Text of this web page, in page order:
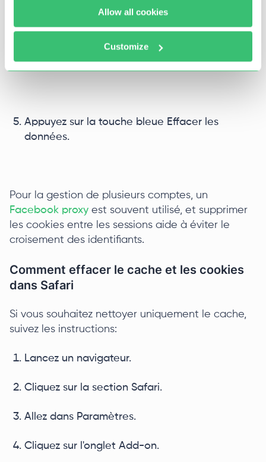
Allow all cookies
Customize
Sélectionnez l'élément Tout le temps et cochez
toutes les cases (trois sur trois), comme le
montre la capture d'écran.
Appuyez sur la touche bleue Effacer les
données.
Pour la gestion de plusieurs comptes, un
Facebook proxy est souvent utilisé, et supprimer
les cookies entre les sessions aide à éviter le
croisement des identifiants.
Comment effacer le cache et les cookies
dans Safari
Si vous souhaitez nettoyer uniquement le cache,
suivez les instructions:
Lancez un navigateur.
Cliquez sur la section Safari.
Allez dans Paramètres.
Cliquez sur l'onglet Add-on.